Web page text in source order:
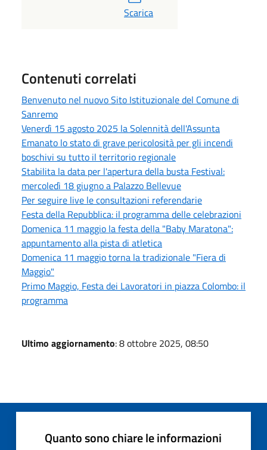
PDF
Scarica
Contenuti correlati
Benvenuto nel nuovo Sito Istituzionale del Comune di
Sanremo
Venerdì 15 agosto 2025 la Solennità dell'Assunta
Emanato lo stato di grave pericolosità per gli incendi
boschivi su tutto il territorio regionale
Stabilita la data per l'apertura della busta Festival:
mercoledì 18 giugno a Palazzo Bellevue
Per seguire live le consultazioni referendarie
Festa della Repubblica: il programma delle celebrazioni
Domenica 11 maggio la festa della "Baby Maratona":
appuntamento alla pista di atletica
Domenica 11 maggio torna la tradizionale "Fiera di
Maggio"
Primo Maggio, Festa dei Lavoratori in piazza Colombo: il
programma
Ultimo aggiornamento: 8 ottobre 2025, 08:50
Quanto sono chiare le informazioni